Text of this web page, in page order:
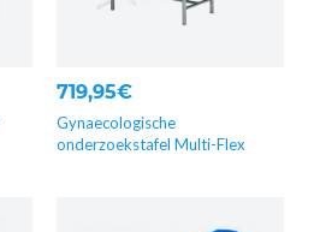
719,95€
Gynaecologische
onderzoekstafel Multi-Flex